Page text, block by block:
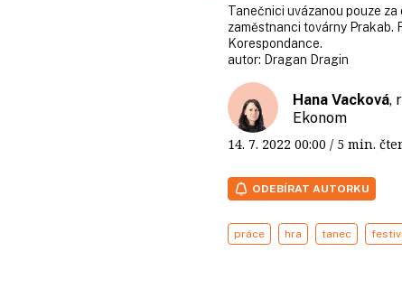
Tanečnici uvázanou pouze
zaměstnanci továrny Prakab.
Korespondance.
autor: Dragan Dragin
Hana Vacková,
Ekonom
14. 7. 2022 00:00 / 5 min.
ODEBÍRAT AUTORKU
práce hra tanec